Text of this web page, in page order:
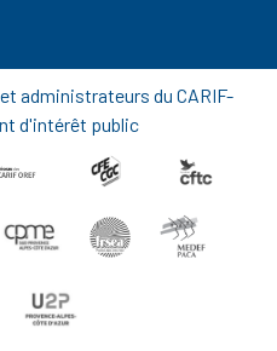
administrateurs du CARIF-
d'intérêt public